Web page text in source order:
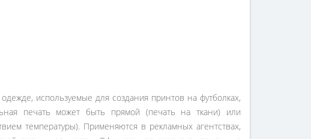
используемые для создания принтов на футболках,
печать может быть прямой (печать на ткани) или
температуры). Применяются в рекламных агентствах,